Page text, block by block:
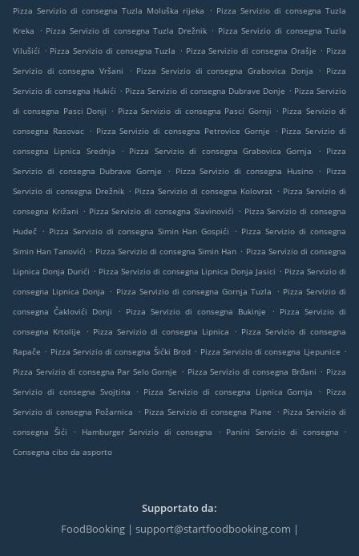
Pizza Servizio di consegna Tuzla Moluška rijeka
. Pizza Servizio di consegna Tuzla
Kreka
. Pizza Servizio di consegna Tuzla Drežnik . Pizza Servizio di consegna Tuzla
Vilušići . Pizza Servizio di consegna Tuzla . Pizza Servizio di consegna Orašje . Pizza
Servizio di consegna Vršani
. Pizza Servizio di consegna Grabovica Donja . Pizza
Servizio di consegna Hukići . Pizza Servizio di consegna Dubrave Donje . Pizza Servizio
di consegna Pasci Donji . Pizza Servizio di consegna Pasci Gornji . Pizza Servizio di
consegna Rasovac . Pizza Servizio di consegna Petrovice Gornje . Pizza Servizio di
consegna Lipnica Srednja
. Pizza Servizio di consegna Grabovica Gornja . Pizza
Servizio di consegna Dubrave Gornje
. Pizza Servizio di consegna Husino . Pizza
Servizio di consegna Drežnik . Pizza Servizio di consegna Kolovrat . Pizza Servizio di
consegna Križani . Pizza Servizio di consegna Slavinovići . Pizza Servizio di consegna
Hudeč . Pizza Servizio di consegna Simin Han Gospići . Pizza Servizio di consegna
Simin Han Tanovići . Pizza Servizio di consegna Simin Han . Pizza Servizio di consegna
Lipnica Donja Durići . Pizza Servizio di consegna Lipnica Donja Jasici . Pizza Servizio di
consegna Lipnica Donja . Pizza Servizio di consegna Gornja Tuzla . Pizza Servizio di
consegna Čaklovići Donji
. Pizza Servizio di consegna Bukinje . Pizza Servizio di
consegna Krtolije
. Pizza Servizio di consegna Lipnica . Pizza Servizio di consegna
Rapače . Pizza Servizio di consegna Šićki Brod . Pizza Servizio di consegna Ljepunice .
Pizza Servizio di consegna Par Selo Gornje . Pizza Servizio di consegna Brđani . Pizza
Servizio di consegna Svojtina
. Pizza Servizio di consegna Lipnica Gornja . Pizza
Servizio di consegna Požarnica
. Pizza Servizio di consegna Plane . Pizza Servizio di
consegna Šići
. Hamburger Servizio di consegna . Panini Servizio di consegna
.
Consegna cibo da asporto
Supportato da:
FoodBooking | support@startfoodbooking.com |